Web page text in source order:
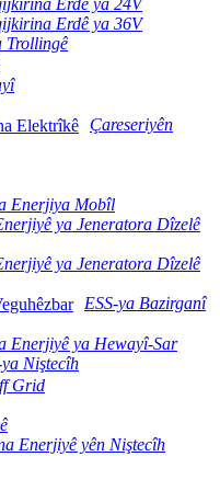
Erdê ya 24V
Erdê ya 36V
Trollingê
Çareseriyên
Enerjiya Mobîl
ya Jeneratora Dîzelê
ya Jeneratora Dîzelê
ESS-ya Bazirganî
Enerjiyê ya Hewayî-Sar
ya Niştecîh
Grid
Enerjiyê yên Niştecîh